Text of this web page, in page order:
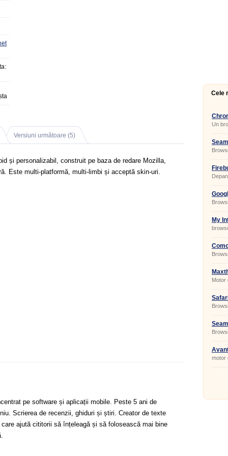
Versiuni următoare (5)
și personalizabil, construit pe baza de redare Mozilla,
Este multi-platformă, multi-limbi și acceptă skin-uri.
pe software și aplicații mobile. Peste 5 ani de
Scrierea de recenzii, ghiduri și știri. Creator de texte
ajută cititorii să înțeleagă și să folosească mai bine
Cele
Un
My
Motor
motor